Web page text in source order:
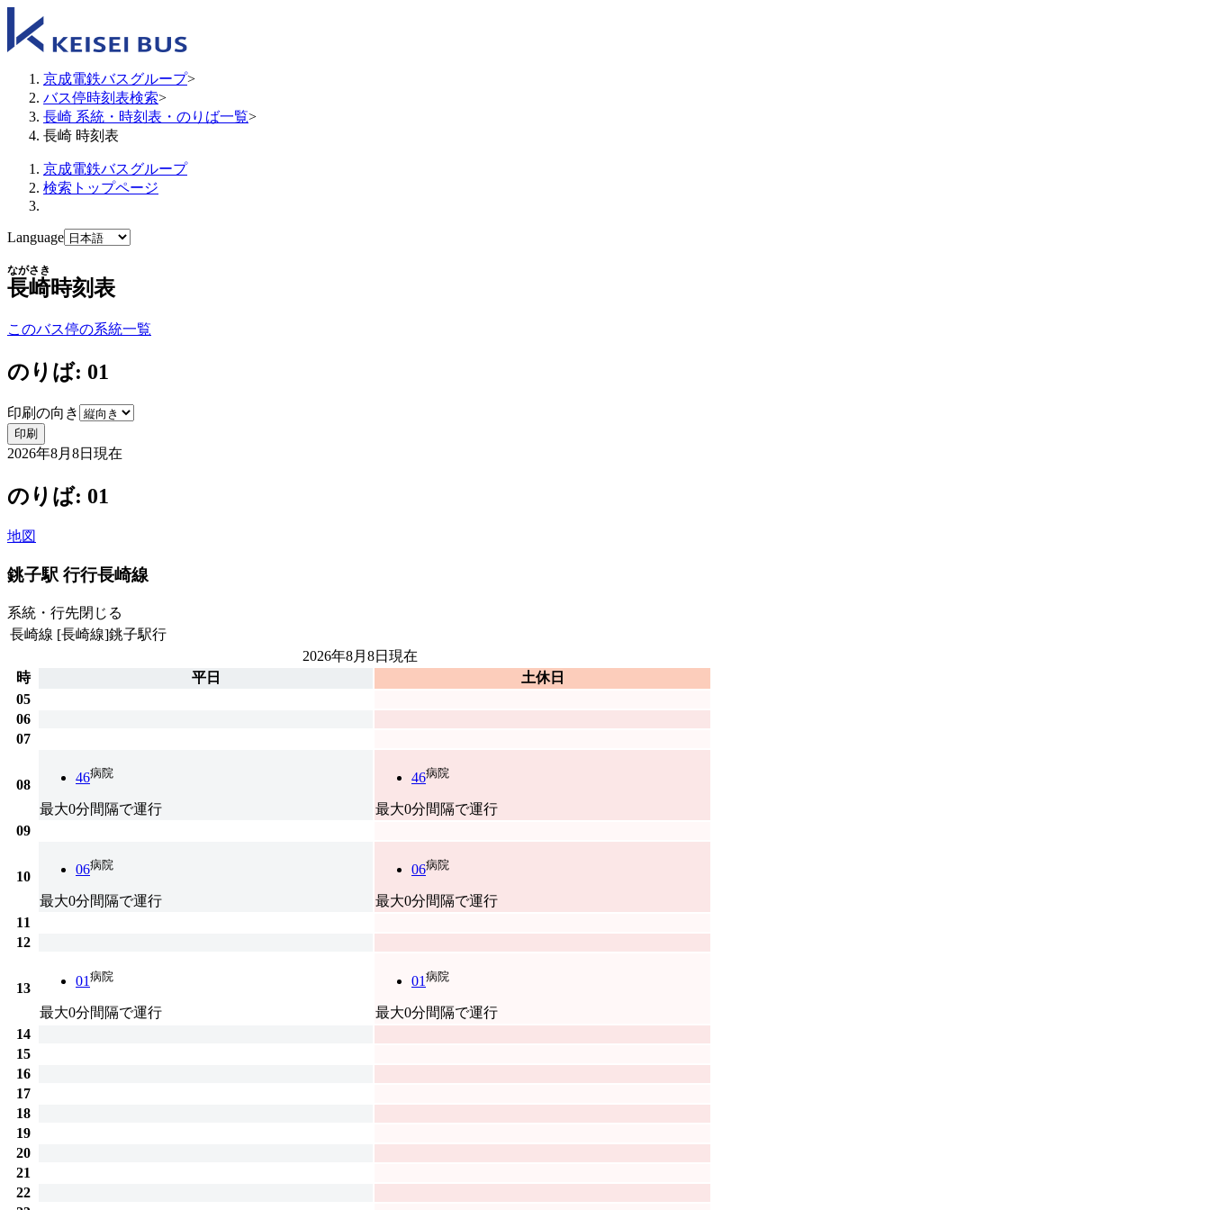
京成電鉄バスグループ>
バス停時刻表検索>
長崎 系統・時刻表・のりば一覧>
長崎 時刻表
京成電鉄バスグループ
検索トップページ
Language
長崎
ながさき
時刻表
このバス停の系統一覧
のりば: 01
印刷の向き
印刷
2026年8月8日 現在
のりば: 01
地図
銚子駅 行行長崎線
系統・行先閉じる
長崎線 [長崎線]銚子駅行
2026年8月8日 現在
時
平日
土休日
05
06
07
08 46病院
最大0分間隔で運行
46病院
最大0分間隔で運行
09
10 06病院
最大0分間隔で運行
06病院
最大0分間隔で運行
11
12
13 01 病院
最大0分間隔で運行
01 病院
最大0分間隔で運行
14
15
16
17
18
19
20
21
22